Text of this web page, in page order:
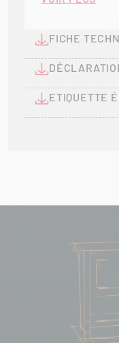
confort
Pour une
cuisinière dispose
garantissent une
intégré offre un
élément central
fonctionnalité et
Avec la REGA 60,
feu de bois tout en
moderne et
FICHE
ETIQUETTE